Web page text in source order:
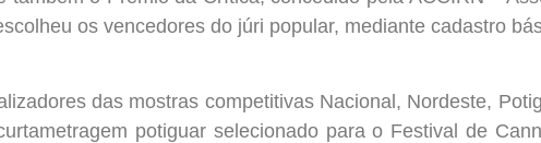
os vencedores do júri popular, mediante cadastro
das mostras competitivas Nacional, Nordeste,
potiguar selecionado para o Festival de